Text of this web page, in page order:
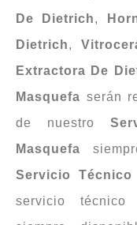
De Dietrich,
Dietrich,
Extractora De
Masquefa serán
de nuestro
Masquefa
Servicio
servicio